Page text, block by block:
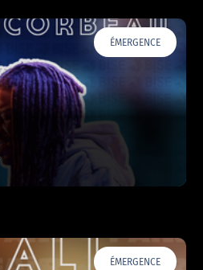
ÉMERGENCE
ÉMERGENCE